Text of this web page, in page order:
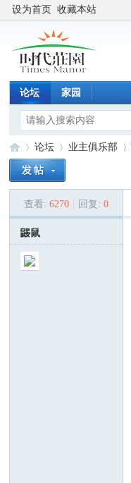
设为首页 收藏本站
论坛 家园
»
论坛
›
业主俱乐部
查看: 6270 回复: 0
鼹鼠